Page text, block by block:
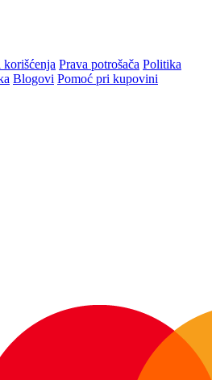
Prava potrošača Politika
Blogovi Pomoć pri kupovini